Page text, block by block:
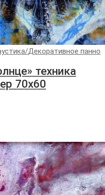
/Декоративное панно
техника
70х60